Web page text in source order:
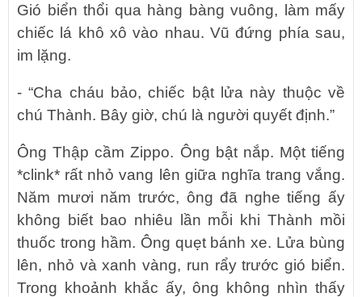
Gió biển thổi qua hàng bàng vuông, làm mấy
chiếc lá khô xô vào nhau. Vũ đứng phía sau,
im lặng.
- “Cha cháu bảo, chiếc bật lửa này thuộc về
chú Thành. Bây giờ, chú là người quyết định.”
Ông Thập cầm Zippo. Ông bật nắp. Một tiếng
*clink* rất nhỏ vang lên giữa nghĩa trang vắng.
Năm mươi năm trước, ông đã nghe tiếng ấy
không biết bao nhiêu lần mỗi khi Thành mồi
thuốc trong hầm. Ông quẹt bánh xe. Lửa bùng
lên, nhỏ và xanh vàng, run rẩy trước gió biển.
Trong khoảnh khắc ấy, ông không nhìn thấy